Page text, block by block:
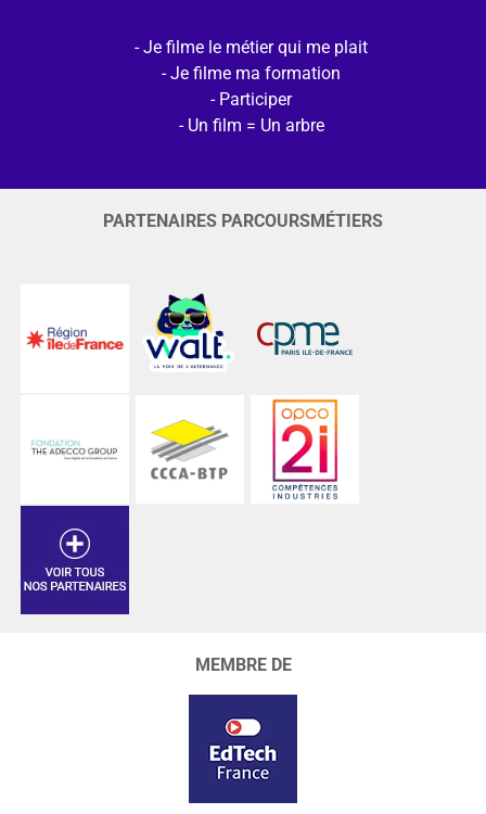
Je filme le métier qui me plait
Je filme ma formation
Participer
Un film = Un arbre
PARTENAIRES PARCOURSMÉTIERS
MEMBRE DE